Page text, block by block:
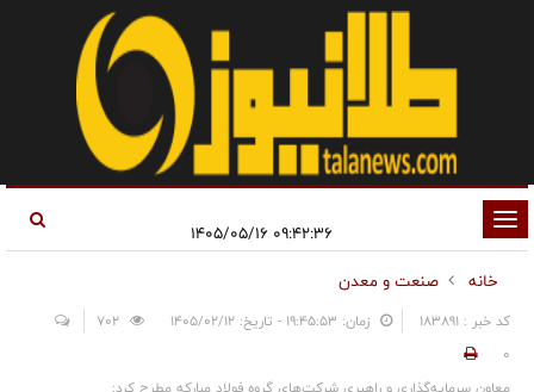
تغییر
وضعیت
ناوبری
خانه
صنعت و معدن
کد خبر : 183891 زمان: ۱۹:۴۵:۵۳ - تاریخ: ۱۴۰۵/۰۲/۱۲
0
معاون سرمایه‌گذاری و راهبری شرکت‌های گروه فولاد مبارکه مطرح کرد: